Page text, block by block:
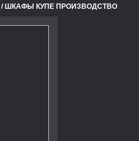
/ ШКАФЫ КУПЕ ПРОИЗВОДСТВО